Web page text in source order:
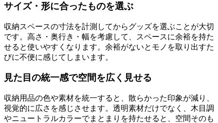
サイズ・形に合ったものを選ぶ
収納スペースの寸法を計測してからグッズを選ぶことが大切
です。高さ・奥行き・幅を考慮して、スペースに余裕を持た
せると使いやすくなります。余裕がないとモノを取り出すた
びに不便に感じてしまいます。
見た目の統一感で空間を広く見せる
収納用品の色や素材を統一すると、散らかった印象が減り、
視覚的に広さを感じさせます。透明素材だけでなく、木目調
やニュートラルカラーでまとまりを持たせると、空間そのも